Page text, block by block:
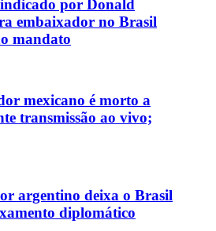
por Donald
embaixador no Brasil
mandato
mexicano é morto a
transmissão ao vivo;
argentino deixa o Brasil
diplomático